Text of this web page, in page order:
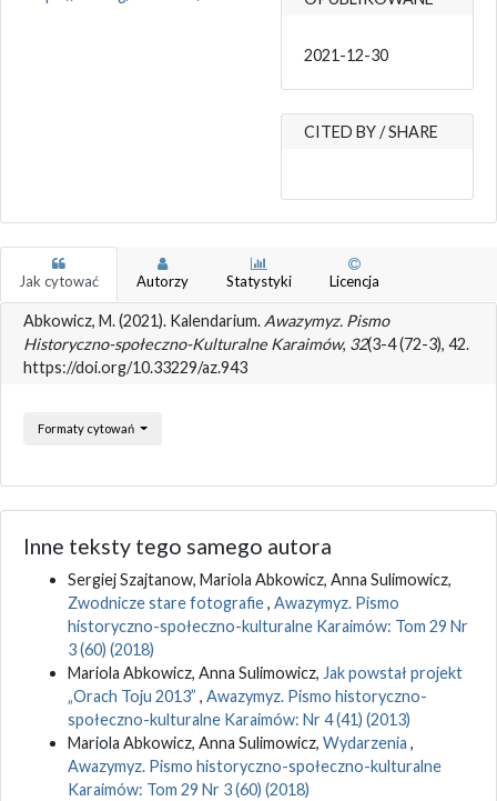
2021-12-30
CITED BY / SHARE
Jak cytować Autorzy Statystyki Licencja
Abkowicz, M. (2021). Kalendarium. Awazymyz. Pismo
Historyczno-społeczno-Kulturalne Karaimów, 32(3-4 (72-3), 42.
https://doi.org/10.33229/az.943
Formaty cytowań
Inne teksty tego samego autora
Sergiej Szajtanow, Mariola Abkowicz, Anna Sulimowicz,
Zwodnicze stare fotografie, Awazymyz. Pismo
historyczno-społeczno-kulturalne Karaimów: Tom 29 Nr
3 (60) (2018)
Mariola Abkowicz, Anna Sulimowicz, Jak powstał projekt
„Orach Toju 2013” , Awazymyz. Pismo historyczno-
społeczno-kulturalne Karaimów: Nr 4 (41) (2013)
Mariola Abkowicz, Anna Sulimowicz, Wydarzenia ,
Awazymyz. Pismo historyczno-społeczno-kulturalne
Karaimów: Tom 29 Nr 3 (60) (2018)